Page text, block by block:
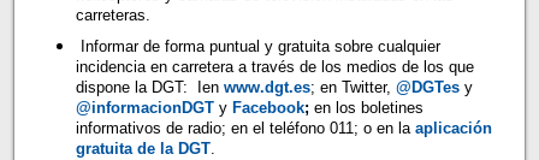
carreteras.
Informar de forma puntual y gratuita sobre cualquier
incidencia en carretera a través de los medios de los que
dispone la DGT: Ien www.dgt.es; en Twitter, @DGTesy
@informacionDGTy Facebook; en los boletines
informativos de radio; en el teléfono 011; o en la aplicación
gratuita de la DGT.